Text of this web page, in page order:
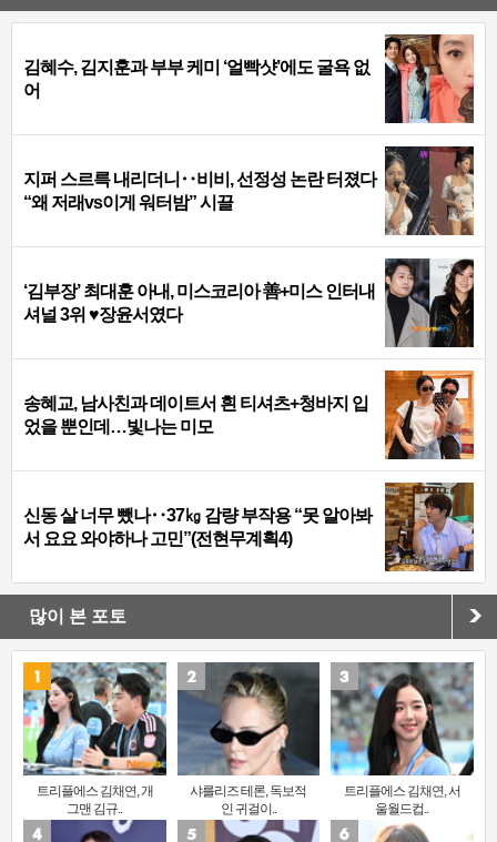
김혜수, 김지훈과 부부 케미 ‘얼빡샷’에도 굴욕 없
어
지퍼 스르륵 내리더니‥비비, 선정성 논란 터졌다
“왜 저래vs이게 워터밤” 시끌
‘김부장’ 최대훈 아내, 미스코리아 善+미스 인터내
셔널 3위 ♥장윤서였다
송혜교, 남사친과 데이트서 흰 티셔츠+청바지 입
었을 뿐인데…빛나는 미모
신동 살 너무 뺐나‥37㎏ 감량 부작용 “못 알아봐
서 요요 와야하나 고민”(전현무계획4)
많이 본 포토
트리플에스 김채연, 개
그맨 김규..
샤를리즈 테론, 독보적
인 귀걸이..
트리플에스 김채연, 서
울월드컵..